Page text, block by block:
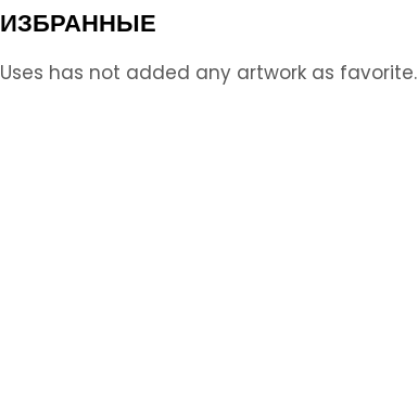
ИЗБРАННЫЕ
Uses has not added any artwork as favorite.